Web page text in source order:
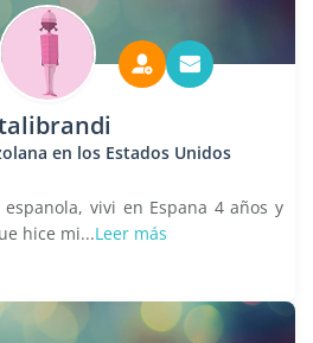
en los Estados Unidos
vivi en Espana 4 años y
hice mi...Leer más